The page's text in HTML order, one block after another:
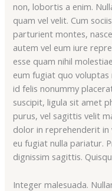
non, lobortis a enim.
quam vel velit. Cum
parturient montes,
autem vel eum iure
esse quam nihil
eum fugiat quo voluptas
id felis nonummy
suscipit, ligula sit amet
purus, vel sagittis velit
dolor in reprehenderit
eu fugiat nulla pariatur.
dignissim sagittis.
Integer malesuada.